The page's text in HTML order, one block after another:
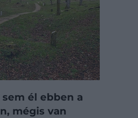
sem él ebben a
mégis van